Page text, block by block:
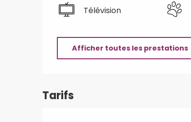
Télévision
Afficher toutes les prestations
Tarifs